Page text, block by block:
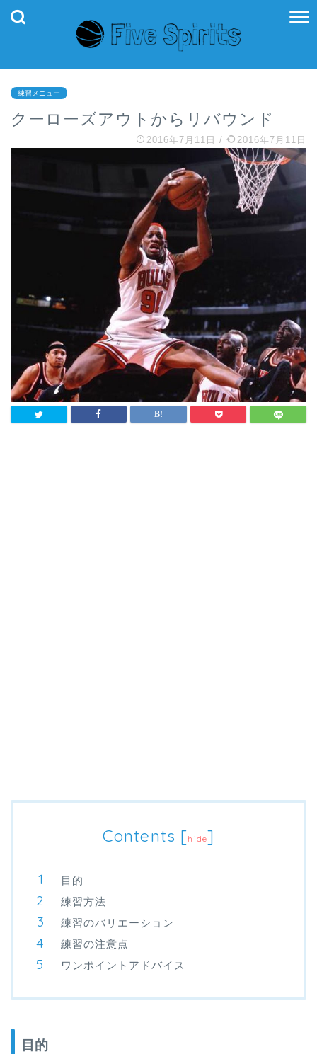
練習メニュー
クーローズアウトからリバウンド
2016年7月11日 / 2016年7月11日
Contents [hide]
目的
練習方法
練習のバリエーション
練習の注意点
ワンポイントアドバイス
目的